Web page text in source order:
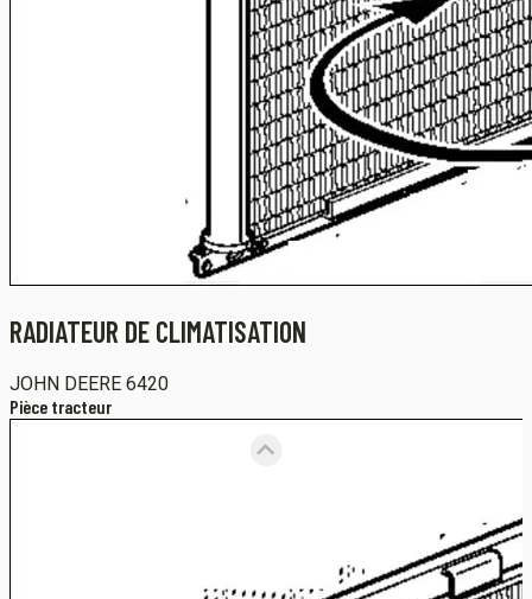
RADIATEUR DE CLIMATISATION
JOHN DEERE 6420
Pièce tracteur